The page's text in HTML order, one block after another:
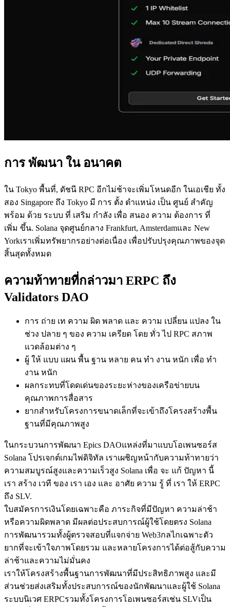
การ พัฒนา ใน อนาคต
ใน Tokyo พื้นที่, ดัชนี RPC อีกไม่ช้าจะเพิ่มโหนดอีก ในเอเชีย ทั้ง
สอง Singapore ถึง Tokyo มี การ ตั้ง ตําแหน่ง เป็น ศูนย์ สําคัญ
พร้อม ด้วย ระบบ ที่ เสริม กําลัง เพื่อ สนอง ความ ต้องการ ที่
เพิ่ม ขึ้น. Solana จุดศูนย์กลาง Frankfurt, Amsterdamและ New
Yorkเราเพิ่มทรัพยากรอย่างต่อเนื่อง เพื่อปรับปรุงคุณภาพของจุด
สิ้นสุดทั้งหมด
ความท้าทายที่กล่าวมา ERPC ถึง
Validators DAO
การ ถ่าย เท ความ ผิด พลาด และ ความ เปลี่ยน แปลง ใน
ช่วง ปลาย ๆ ของ ความ เครียด โดย ทั่ว ไป RPC สภาพ
แวดล้อมต่าง ๆ
ผู้ ให้ แบบ แผน พื้น ฐาน หลาย คน ทํา งาน หนัก เพื่อ ทํา
งาน หนัก
ผลกระทบที่โดดเด่นของระยะห่างของเครือข่ายบน
คุณภาพการสื่อสาร
ยากสําหรับโครงการขนาดเล็กที่จะเข้าถึงโครงสร้างพื้น
ฐานที่มีคุณภาพสูง
ในกระบวนการพัฒนา Epics DAOแหล่งที่มาแบบโอเพนซอร์ส
Solana โปรเจกต์เกมไพ่ดิจิทัล เราเผชิญหน้ากับความท้าทายว่า
ความสมบูรณ์สูงและความเร็วสูง Solana เพื่อ จะ แก้ ปัญหา นี้
เรา สร้าง เวที ของ เรา เอง และ อาศัย ความ รู้ ที่ เรา ให้ ERPC
ถึง SLV.
ใบสมัครการเงินโดยเฉพาะคือ ภาระกิจที่มีปัญหา ความล่าช้า
หรือความผิดพลาด มีผลต่อประสบการณ์ผู้ใช้โดยตรง Solana
การพัฒนารวมทั้งผู้ตรวจสอบที่แจกจ่าย Web3กลไกเฉพาะตัว
ยากที่จะเข้าใจภาพโดยรวม และหลายโครงการได้ต่อสู้กับความ
ล่าช้าและความไม่มั่นคง
เราให้โครงสร้างพื้นฐานการพัฒนาที่มีประสิทธิภาพสูง และมี
ส่วนช่วยส่งเสริมทั้งประสบการณ์ของนักพัฒนาและผู้ใช้ Solana
ระบบนิเวศ ERPCรวมทั้งโครงการโอเพนซอร์สเช่น SLVเป็น